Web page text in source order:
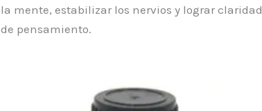
la mente, estabilizar los nervios y lograr claridad
de pensamiento.